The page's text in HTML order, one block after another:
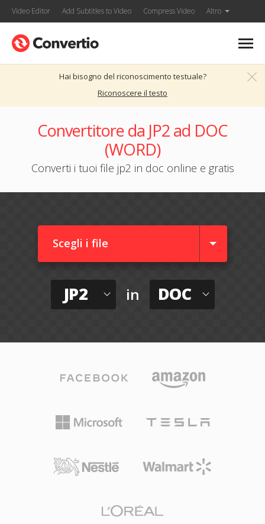
Video Editor Add Subtitles to Video Compress Video Altro
Hai bisogno del riconoscimento testuale?
Riconoscere il testo
Convertitore da JP2 ad DOC
(WORD)
Converti i tuoi file jp2 in doc online e gratis
Scegli i file
JP2 in DOC